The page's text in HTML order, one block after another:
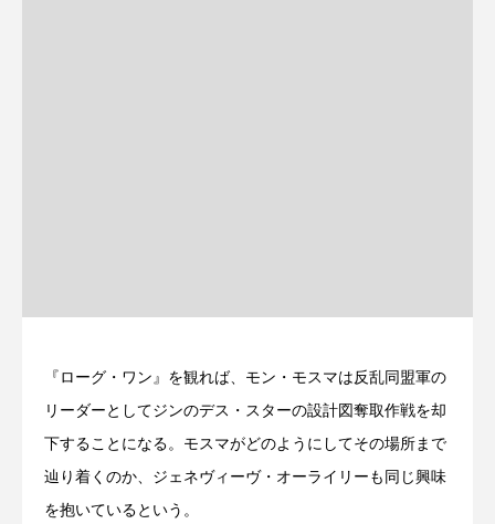
『ローグ・ワン』を観れば、モン・モスマは反乱同盟軍の
リーダーとしてジンのデス・スターの設計図奪取作戦を却
下することになる。モスマがどのようにしてその場所まで
辿り着くのか、ジェネヴィーヴ・オーライリーも同じ興味
を抱いているという。